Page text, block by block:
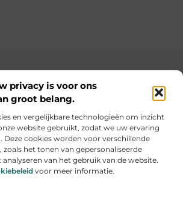
privacy is voor ons
groot belang.
en vergelijkbare technologieën om inzicht
website gebruikt, zodat we uw ervaring
Deze cookies worden voor verschillende
zoals het tonen van gepersonaliseerde
van het gebruik van de website.
voor meer informatie.
iets nieuws op informe-toit.be
slimme ideeën en boeiende verhalen
voor jouw dagelijks leven.